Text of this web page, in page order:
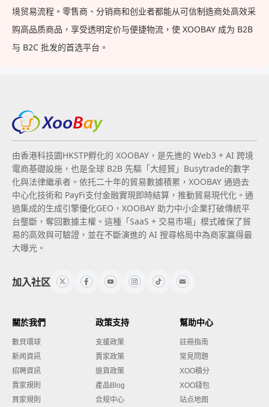
境贸易流程。零售商、分销商和创业者都能从可信制造商处高效采
购高品质商品，享受透明定价与便捷物流，使 XOOBAY 成为 B2B
与 B2C 批发的首选平台。
由香港科技園HKSTP孵化的 XOOBAY，是先進的 Web3 + AI 跨境
電商基礎設施，也是全球 B2B 先驅「大經貿」Busytrade的數字
化與法律繼承者。依托二十年的貿易數據積累，XOOBAY 通過去
中心化技術和 PayFi支付金融實現即時結算，推動貿易現代化。通
過集成的生成引擎優化GEO，XOOBAY 助力中小企業打破傳統平
台壟斷，奪回數據主權。這種「SaaS + 交易市場」模式確保了貿
易的高效與可驗證，並在不斷演進的 AI 搜尋格局中為商家贏得最
大曝光。
加入社区
關於我們
數貝環球
新闻資訊
招聘資訊
賣家規則
買家規則
政策支持
支援政策
賣家政策
退貨政策
產品Blog
合规中心
幫助中心
註冊指南
常見問題
XOO積分
XOO錢包
站点地图